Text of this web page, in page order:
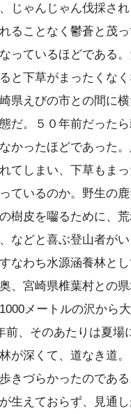
じゃんじゃん伐採さ
ることなく鬱蒼と茂
っているほどである
と下草がまったくな
県えびの市との間に
だ。５０年前だった
かったほどであった
てしまい、下草もまっ
ているのか。野生の
樹皮を囓るために、
などと喜ぶ登山者が
なわち水源涵養林と
、宮崎県椎葉村との
メートルの沢から
前、そのあたりは夏
が深くて、道なき道
きづらかったのであ
生えておらず、見通